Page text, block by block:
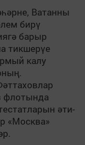
Ватанны
бирү
барыр
тикшерүе
калу
флотында
әти-
«Москва»